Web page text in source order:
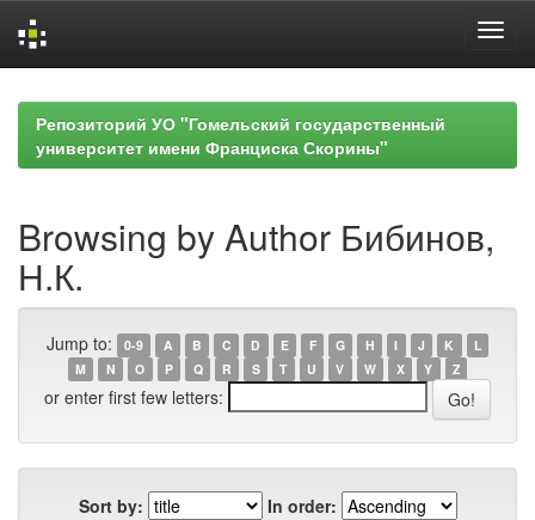
navigationРепозиторий УО "Гомельский государственный
университет имени Франциска Скорины"
Browsing by Author Бибинов,
Н.К.
Jump to: 0-9 A B C D E F G H I J K
L
M
N O P Q R S T U V W X Y Z
or enter first few letters:
Sort by:
In order: